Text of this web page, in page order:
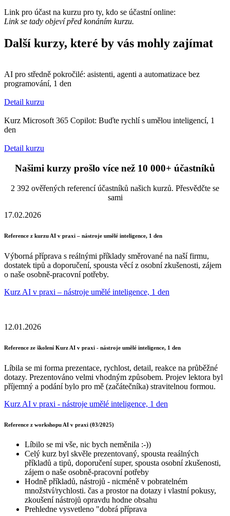
Link pro účast na kurzu pro ty, kdo se účastní online:
Link se tady objeví před konáním kurzu.
Další kurzy, které by vás mohly zajímat
AI pro středně pokročilé: asistenti, agenti a automatizace bez
programování, 1 den
Detail kurzu
Kurz Microsoft 365 Copilot: Buďte rychlí s umělou inteligencí, 1
den
Detail kurzu
Našimi kurzy prošlo více než 10 000+ účastníků
2 392 ověřených referencí účastníků našich kurzů. Přesvědčte se
sami
17.02.2026
Reference z kurzu AI v praxi – nástroje umělé inteligence, 1 den
Výborná příprava s reálnými příklady směrované na naší firmu,
dostatek tipů a doporučení, spousta věcí z osobní zkušenosti, zájem
o naše osobně-pracovní potřeby.
Kurz AI v praxi – nástroje umělé inteligence, 1 den
12.01.2026
Reference ze školení Kurz AI v praxi - nástroje umělé inteligence, 1 den
Líbila se mi forma prezentace, rychlost, detail, reakce na průběžné
dotazy. Prezentováno velmi vhodným způsobem. Projev lektora byl
příjemný a podání bylo pro mě (začátečníka) stravitelnou formou.
Kurz AI v praxi - nástroje umělé inteligence, 1 den
Reference z workshopu AI v praxi (03/2025)
Líbilo se mi vše, nic bych neměnila :-))
Celý kurz byl skvěle prezentovaný, spousta reaálných
příkladů a tipů, doporučení super, spousta osobní zkušenosti,
zájem o naše osobně-pracovní potřeby
Hodně příkladů, nástrojů - nicméně v pobratelném
množství/rychlosti. čas a prostor na dotazy i vlastní pokusy,
zkoušení nástrojů opravdu hodne obsahu
Prehledne vysvetleno "dobrá příprava